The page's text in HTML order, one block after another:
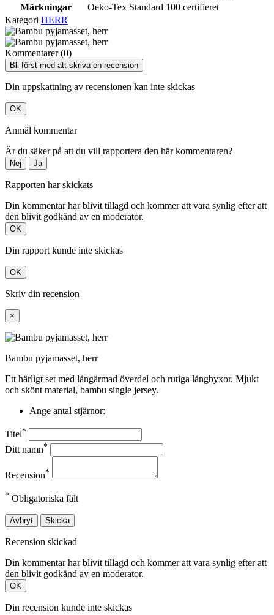
Märkningar
Oeko-Tex Standard 100 certifieret
Kategori HERR
Kommentarer (0)
Bli först med att skriva en recension
Din uppskattning av recensionen kan inte skickas
OK
Anmäl kommentar
Är du säker på att du vill rapportera den här kommentaren?
Nej Ja
Rapporten har skickats
Din kommentar har blivit tillagd och kommer att vara synlig efter att
den blivit godkänd av en moderator.
OK
Din rapport kunde inte skickas
OK
Skriv din recension
×
Bambu pyjamasset, herr
Ett härligt set med långärmad överdel och rutiga långbyxor. Mjukt
och skönt material, bambu single jersey.
Ange antal stjärnor:
Titel*
Ditt namn*
Recension*
* Obligatoriska fält
Avbryt Skicka
Recension skickad
Din kommentar har blivit tillagd och kommer att vara synlig efter att
den blivit godkänd av en moderator.
OK
Din recension kunde inte skickas